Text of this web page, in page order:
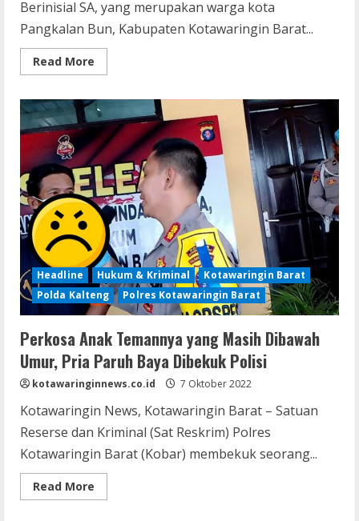
Berinisial SA, yang merupakan warga kota
Pangkalan Bun, Kabupaten Kotawaringin Barat...
Read More
more
Tidak
Jera,
Residivis
ini
Kembali
di
Tahan
Headline Hukum & Kriminal
Kotawaringin Barat
Polda Kalteng
Polres Kotawaringin Barat
Perkosa Anak Temannya yang Masih Dibawah
Umur, Pria Paruh Baya Dibekuk Polisi
kotawaringinnews.co.id 7 Oktober 2022
Kotawaringin News, Kotawaringin Barat – Satuan
Reserse dan Kriminal (Sat Reskrim) Polres
Kotawaringin Barat (Kobar) membekuk seorang...
Read More
more